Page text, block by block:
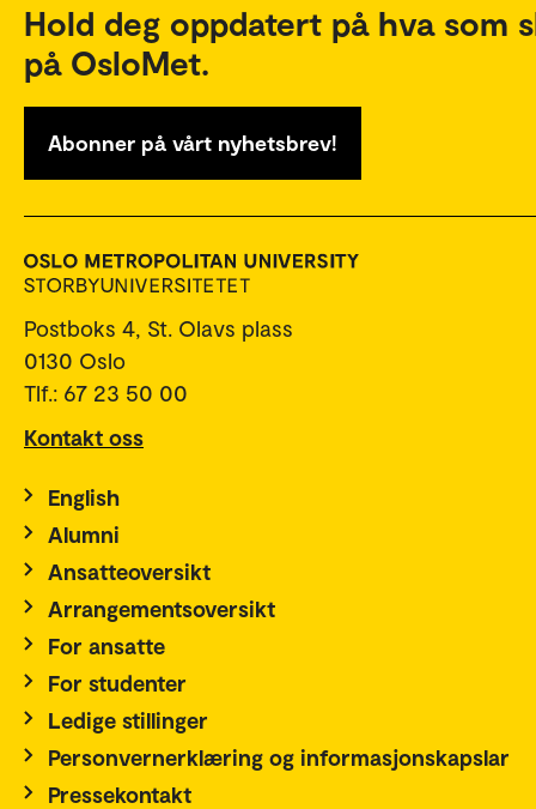
Hold deg oppdatert på hva som
på OsloMet.
Abonner på vårt nyhetsbrev!
Postboks 4, St. Olavs plass
0130 Oslo
Tlf.: 67 23 50 00
Kontakt oss
English
Alumni
Ansatteoversikt
Arrangementsoversikt
For ansatte
For studenter
Ledige stillinger
Personvernerklæring og informasjonskapslar
Pressekontakt